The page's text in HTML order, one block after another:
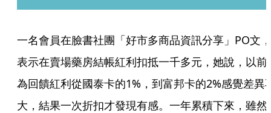
一名會員在臉書社團「好市多商品資訊分享」PO文，
表示在賣場藥房結帳紅利扣抵一千多元，她說，以前
為回饋紅利從國泰卡的1%，到富邦卡的2%感覺差異
大，結果一次折扣才發現有感。一年累積下來，雖然